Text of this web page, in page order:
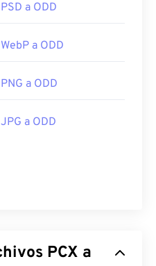
PSD a ODD
WebP a ODD
PNG a ODD
JPG a ODD
PCX a